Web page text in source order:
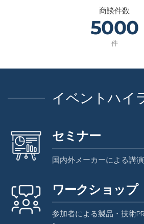
商談件数
5000
件
イベントハイ
セミナー
国内外メーカーによる講演
ワークショップ
参加者による製品・技術